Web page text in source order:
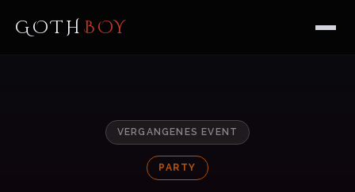
GOTH BOY
VERGANGENES EVENT
PARTY